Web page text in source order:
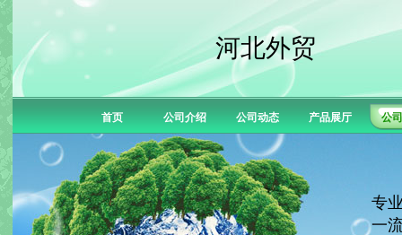
河北外贸
首页 公司介绍 公司动态 产品展厅 公
专
一